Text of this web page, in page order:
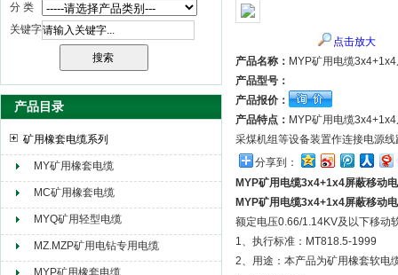
天津市电缆总厂橡塑电缆厂（天缆小猫集团）
分 类
关键字
产品目录
矿用橡套电缆系列
MY矿用橡套电缆
MC矿用橡套电缆
MYQ矿用轻型电缆
MZ.MZP矿用电钻专用电缆
MYP矿用橡套电缆
点击放大
产品名称： MYP矿用电缆
产品型号：
产品报价：
产品特点： MYP矿用电缆
采煤机组等设备装置作连接电源线
分享到：
MYP矿用电缆3x4+1x4屏蔽移动
MYP矿用电缆3x4+1x4屏蔽移动
额定电压0.66/1.14KV及以下移动
1、执行标准：MT818.5-1999
2、用途：本产品为矿用橡套软电